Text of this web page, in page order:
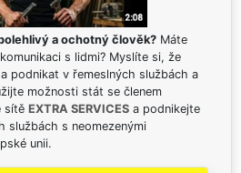
a ochotný člověk? Máte
s lidmi? Myslíte si, že
podnikat v řemeslných službách a
možnosti stát se členem
sítě EXTRA SERVICES a podnikejte
službách s neomezenými
unii.